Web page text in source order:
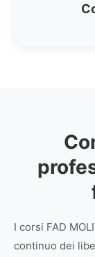
I corsi FAD
continuo dei